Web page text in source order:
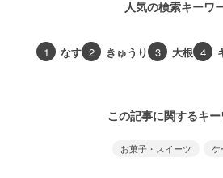
人気の検索キーワ
1 なす 2 きゅうり 3 大根 4
この記事に関するキ
お菓子・スイーツ ケ